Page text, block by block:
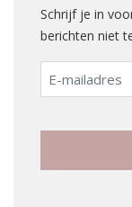
Schrijf je in
berichten niet
E-
mailadres